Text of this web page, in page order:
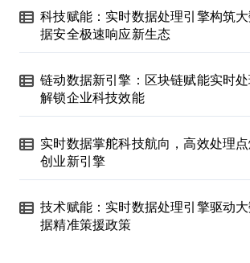
科技赋能：实时数据处理引擎构筑
据安全极速响应新生态
链动数据新引擎：区块链赋能实时
解锁企业科技效能
实时数据掌舵科技航向，高效处理
创业新引擎
技术赋能：实时数据处理引擎驱动
据精准策援政策